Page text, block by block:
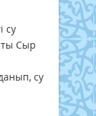
су
Сыр
су